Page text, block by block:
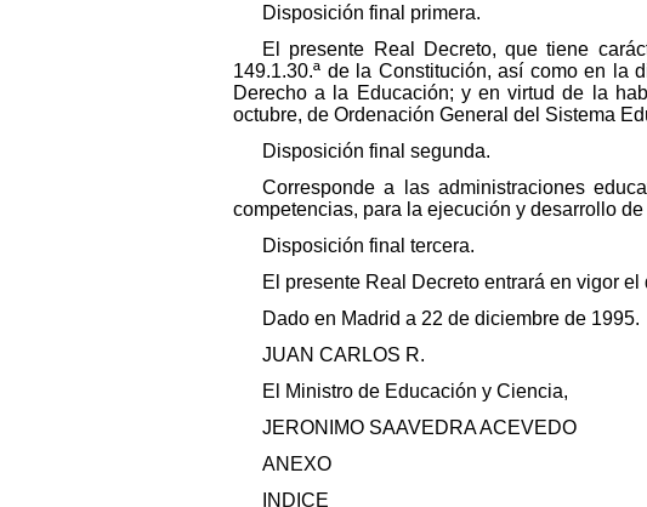
Disposición final primera.
El presente Real Decreto, que tiene
149.1.30.ª de la Constitución, así como en la
Derecho a la Educación; y en virtud de la
octubre, de Ordenación General del Sistema
Disposición final segunda.
Corresponde a las administraciones
competencias, para la ejecución y desarrollo
Disposición final tercera.
El presente Real Decreto entrará en vigor
Dado en Madrid a 22 de diciembre de 1995.
JUAN CARLOS R.
El Ministro de Educación y Ciencia,
JERONIMO SAAVEDRA ACEVEDO
ANEXO
INDICE